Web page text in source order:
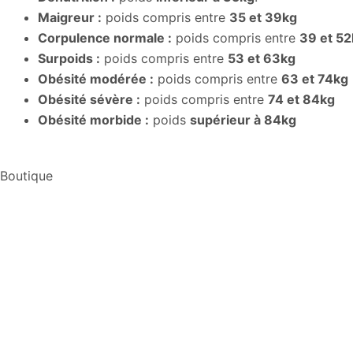
Maigreur : poids compris entre 35 et 39kg
Corpulence normale : poids compris entre 39 et
Surpoids : poids compris entre 53 et 63kg
Obésité modérée : poids compris entre 63 et 74kg
Obésité sévère : poids compris entre 74 et 84kg
Obésité morbide : poids supérieur à 84kg
Boutique